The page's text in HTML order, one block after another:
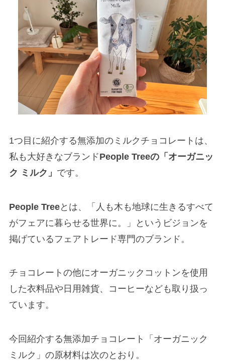
1つ目に紹介する無添加のミルクチョコレートは、
私も大好きなブランドPeople Treeの「オーガニッ
ク ミルク」 です。
People Treeとは、「人も木も地球に生きるすべて
がフェアに暮らせる世界に。」というビジョンを
掲げているフェアトレード専門のブランド。
チョコレートの他にオーガニックコットンを使用
した衣料品や日用雑貨、コーヒーなども取り扱っ
ています。
今回紹介する無添加チョコレート「オーガニック
ミルク」の原材料は次のとおり。